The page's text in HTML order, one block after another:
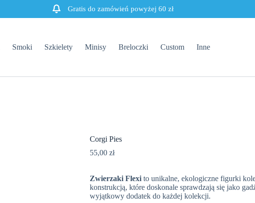
Gratis do zamówień powyżej 60 zł
Smoki Szkielety Minisy Breloczki Custom Inne
Corgi Pies
55,00 zł
Zwierzaki Flexito unikalne, ekologiczne figurki
konstrukcją, które doskonale sprawdzają się jako
wyjątkowy dodatek do każdej kolekcji.